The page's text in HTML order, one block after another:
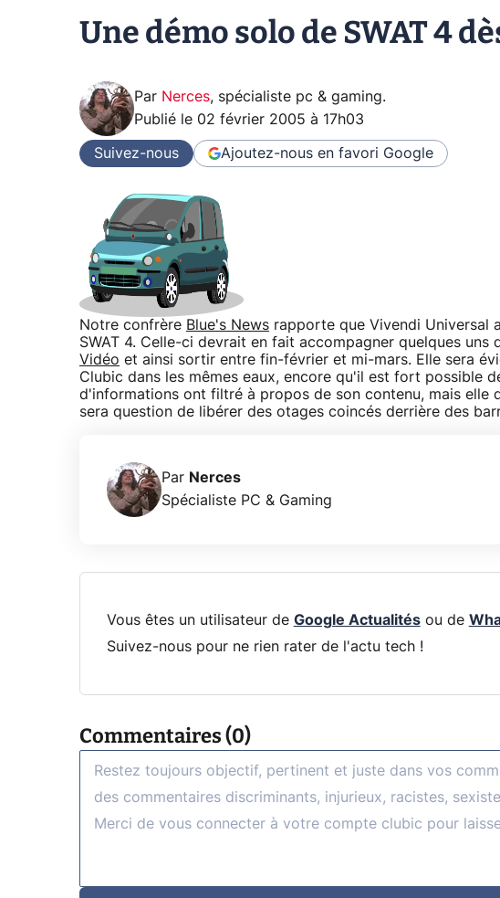
Une démo solo de SWAT 4
Par Nerces, spécialiste pc & gaming.
Publié le 02 février 2005 à 17h03
Suivez-nous Ajoutez-nous en favori Google
Notre confrère Blue's News rapporte que Vivendi Universal
SWAT 4. Celle-ci devrait en fait accompagner quelques uns
Vidéo et ainsi sortir entre fin-février et mi-mars. Elle sera
Clubic dans les mêmes eaux, encore qu'il est fort possible
d'informations ont filtré à propos de son contenu, mais elle
sera question de libérer des otages coincés derrière des
Par Nerces
Spécialiste PC & Gaming
Vous êtes un utilisateur de Google Actualitésou de
Suivez-nous pour ne rien rater de l'actu tech !
Commentaires (0)